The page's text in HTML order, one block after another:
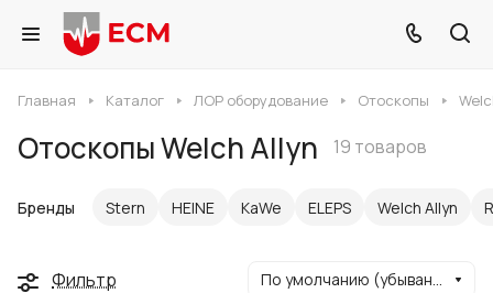
Главная Каталог ЛОР оборудование Отоскопы
Отоскопы Welch Allyn 19 товаров
Бренды Stern HEINE KaWe ELEPS Welch Allyn
Фильтр По умолчанию (убывание)